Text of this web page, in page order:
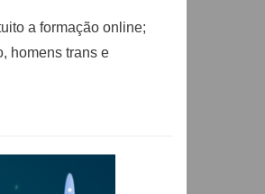
a formação online;
homens trans e